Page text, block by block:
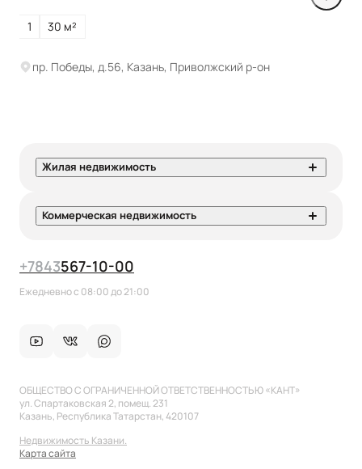
1 30 м²
пр. Победы, д.56, Казань, Приволжский р-он
Жилая недвижимость
Коммерческая недвижимость
+7843567-10-00
Ежедневно с 08:00 до 21:00
ОБЩЕСТВО С ОГРАНИЧЕННОЙ ОТВЕТСТВЕННОСТЬЮ «КАНТ»
ул. Спартаковская 2, помещ. 231
Казань, Республика Татарстан, 420107
Недвижимость Казани.
Карта сайта